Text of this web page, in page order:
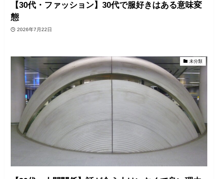
【30代・ファッション】30代で服好きはある意味変
態
2026年7月22日
未分類